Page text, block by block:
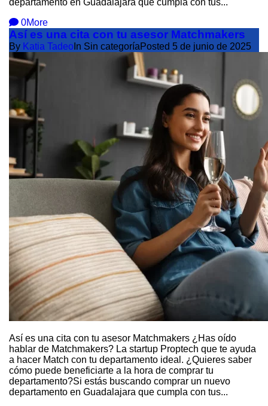
0More
Así es una cita con tu asesor Matchmakers
By Katia Tadeo In Sin categoríaPosted 5 de junio de 2025
Así es una cita con tu asesor Matchmakers ¿Has oído
hablar de Matchmakers? La startup Proptech que te ayuda
a hacer Match con tu departamento ideal. ¿Quieres saber
cómo puede beneficiarte a la hora de comprar tu
departamento?Si estás buscando comprar un nuevo
departamento en Guadalajara que cumpla con tus...